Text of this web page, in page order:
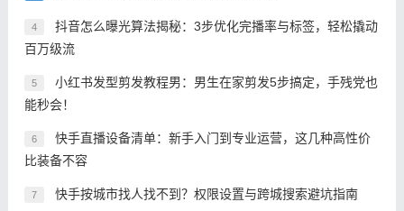
4
抖音怎么曝光算法揭秘：3步优化完播率与标签，轻松撬动
百万级流
5
小红书发型剪发教程男：男生在家剪发5步搞定，手残党也
能秒会！
6
快手直播设备清单：新手入门到专业运营，这几种高性价
比装备不容
7 快手按城市找人找不到？权限设置与跨城搜索避坑指南